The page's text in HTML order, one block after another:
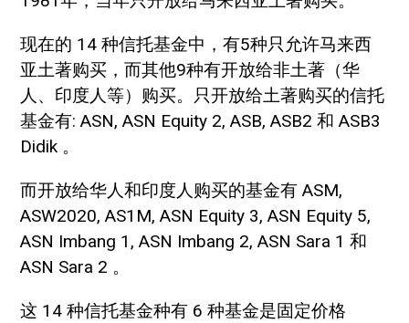
现在的 14 种信托基金中，有5种只允许马来西
亚土著购买，而其他9种有开放给非土著（华
人、印度人等）购买。只开放给土著购买的信托
基金有: ASN, ASN Equity 2, ASB, ASB2 和 ASB3
Didik 。
而开放给华人和印度人购买的基金有 ASM,
ASW2020, AS1M, ASN Equity 3, ASN Equity 5,
ASN Imbang 1, ASN Imbang 2, ASN Sara 1 和
ASN Sara 2 。
这 14 种信托基金种有 6 种基金是固定价格